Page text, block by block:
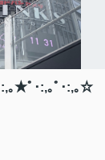
｡★ﾟ･:,｡ﾟ･:,｡☆